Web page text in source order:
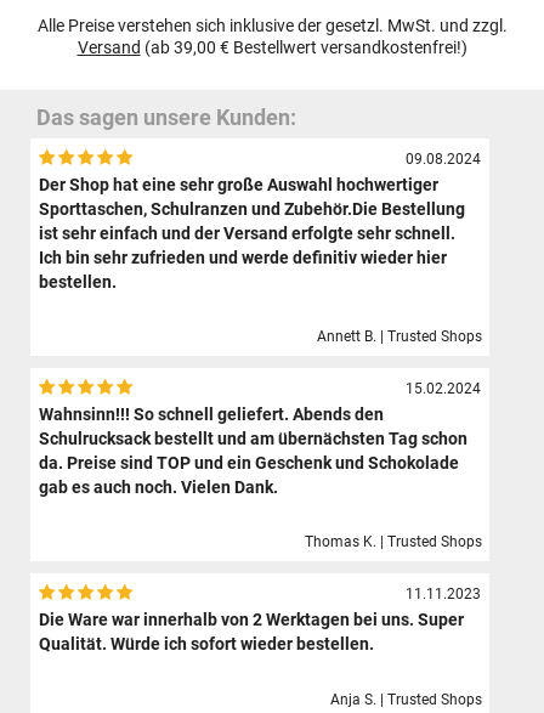
Alle Preise verstehen sich inklusive der gesetzl. MwSt. und zzgl.
Versand (ab 39,00 € Bestellwert versandkostenfrei!)
Das sagen unsere Kunden:
09.08.2024
Der Shop hat eine sehr große Auswahl hochwertiger
Sporttaschen, Schulranzen und Zubehör.Die Bestellung
ist sehr einfach und der Versand erfolgte sehr schnell.
Ich bin sehr zufrieden und werde definitiv wieder hier
bestellen.
Annett B. | Trusted Shops
15.02.2024
Wahnsinn!!! So schnell geliefert. Abends den
Schulrucksack bestellt und am übernächsten Tag schon
da. Preise sind TOP und ein Geschenk und Schokolade
gab es auch noch. Vielen Dank.
Thomas K. | Trusted Shops
11.11.2023
Die Ware war innerhalb von 2 Werktagen bei uns. Super
Qualität. Würde ich sofort wieder bestellen.
Anja S. | Trusted Shops